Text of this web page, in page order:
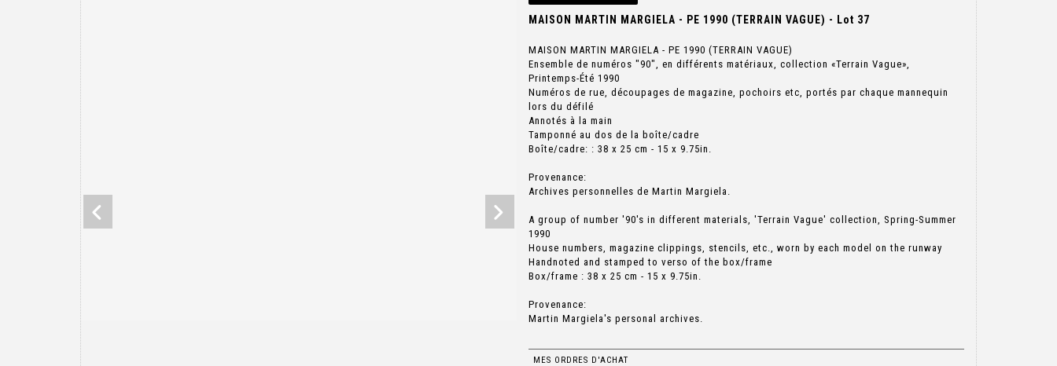
MAISON MARTIN MARGIELA - PE 1990 (TERRAIN VAGUE) - Lot 37
MAISON MARTIN MARGIELA - PE 1990 (TERRAIN VAGUE)
Ensemble de numéros "90", en différents matériaux, collection «Terrain Vague»,
Printemps-Été 1990
Numéros de rue, découpages de magazine, pochoirs etc, portés par chaque mannequin
lors du défilé
Annotés à la main
Tamponné au dos de la boîte/cadre
Boîte/cadre: : 38 x 25 cm - 15 x 9.75in.
Provenance:
Archives personnelles de Martin Margiela.
A group of number '90's in different materials, 'Terrain Vague' collection, Spring-Summer
1990
House numbers, magazine clippings, stencils, etc., worn by each model on the runway
Handnoted and stamped to verso of the box/frame
Box/frame : 38 x 25 cm - 15 x 9.75in.
Provenance:
Martin Margiela's personal archives.
MES ORDRES D'ACHAT